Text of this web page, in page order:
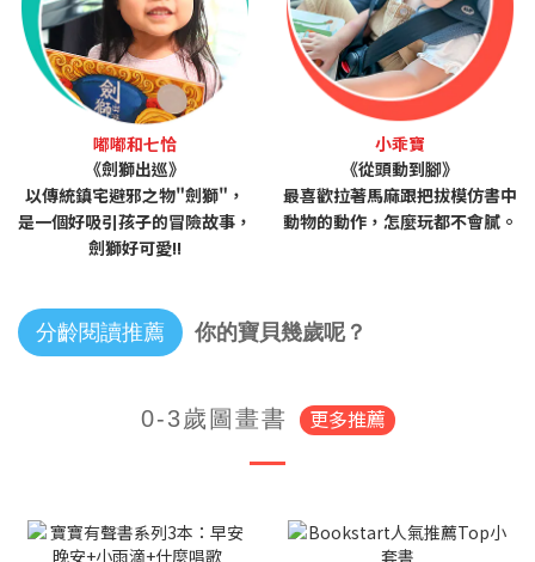
嘟嘟和七恰
《劍獅出巡》
以傳統鎮宅避邪之物"劍獅"，
是一個好吸引孩子的冒險故事，
劍獅好可愛!!
小乖寶
《從頭動到腳》
最喜歡拉著馬麻跟把拔模仿書中
動物的動作，怎麼玩都不會膩。
分齡閱讀推薦 你的寶貝幾歲呢？
0-3歲圖畫書 更多推薦